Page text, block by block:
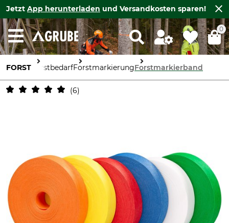
Jetzt App herunterladen und Versandkosten sparen!
0
FORST ForstbedarfForstmarkierungForstmarkierband
6